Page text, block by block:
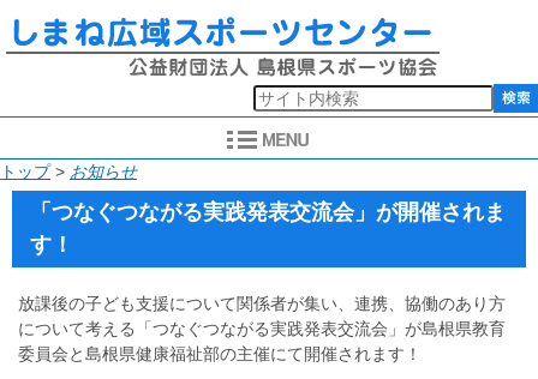
現
在
置：
トップ> お知らせ
「つなぐつながる実践発表交流会」が開催されま
す！
放課後の子ども支援について関係者が集い、連携、協働のあり方
について考える「つなぐつながる実践発表交流会」が島根県教育
委員会と島根県健康福祉部の主催にて開催されます！